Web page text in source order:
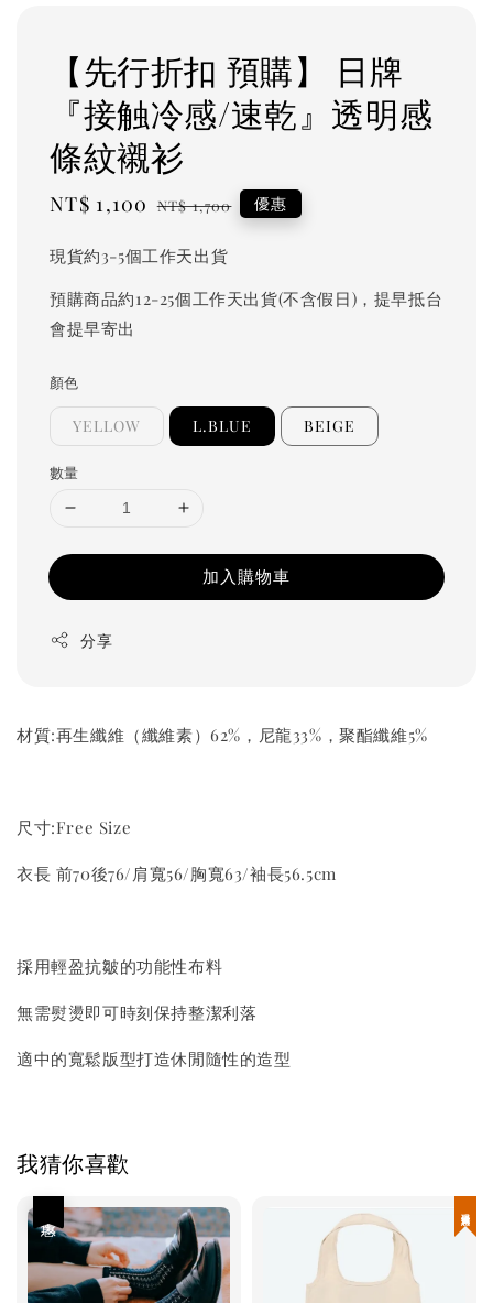
【先行折扣 預購】 日牌
『接触冷感/速乾』透明感
條紋襯衫
Sale
NT$ 1,100 Regular
NT$ 1,700 優惠
現貨約3-5個工作天出貨
預購商品約12-25個工作天出貨(不含假日)，提早抵台
會提早寄出
顏色
YELLOW L.BLUE BEIGE
數量
加入購物車
分享
材質:再生纖維（纖維素）62%，尼龍33%，聚酯纖維5%
尺寸:Free Size
衣長 前70後76/肩寬56/胸寬63/袖長56.5cm
採用輕盈抗皺的功能性布料
無需熨燙即可時刻保持整潔利落
適中的寬鬆版型打造休閒隨性的造型
我猜你喜歡